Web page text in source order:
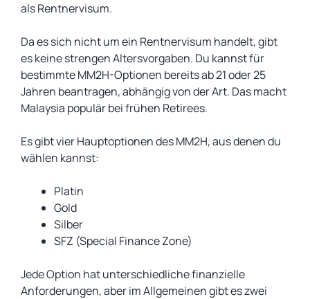
als Rentnervisum.
Da es sich nicht um ein Rentnervisum handelt, gibt
es keine strengen Altersvorgaben. Du kannst für
bestimmte MM2H-Optionen bereits ab 21 oder 25
Jahren beantragen, abhängig von der Art. Das macht
Malaysia populär bei frühen Retirees.
Es gibt vier Hauptoptionen des MM2H, aus denen du
wählen kannst:
Platin
Gold
Silber
SFZ (Special Finance Zone)
Jede Option hat unterschiedliche finanzielle
Anforderungen, aber im Allgemeinen gibt es zwei